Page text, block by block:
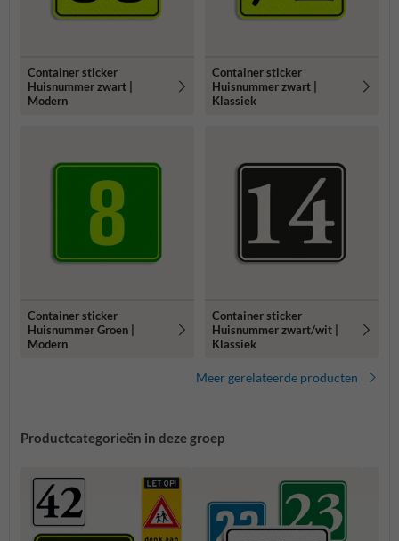
Container sticker
Huisnummer zwart |
Modern
Container sticker
Huisnummer zwart |
Klassiek
Container sticker
Huisnummer Groen |
Modern
Container sticker
Huisnummer zwart/wit |
Klassiek
Meer gerelateerde producten
Productcategorieën in deze groep